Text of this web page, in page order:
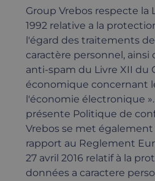
Group Vrebos respecte la
1992 relative a la
l'égard des traitements
caractère personnel, ainsi
anti-spam du Livre XII du
économique concernant
l'économie électronique ».
présente Politique de
Vrebos se met
rapport au Reglement
27 avril 2016 relatif à la
données a caractere